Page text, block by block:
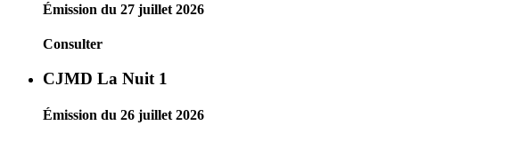
Émission du 27 juillet 2026
Consulter
CJMD La Nuit 1
Émission du 26 juillet 2026